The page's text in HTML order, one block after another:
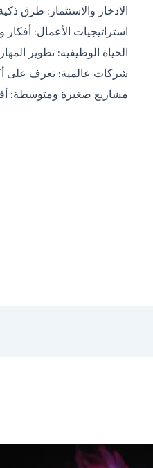
الادخار والاستثمار: طرق
استراتيجيات الأعمال:
الحياة الوظيفية: تطوير
شركات عالمية: تعرف على
مشاريع صغيرة ومتوسطة: